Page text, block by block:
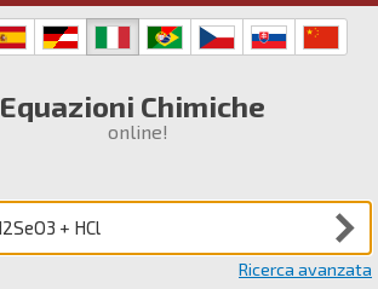
Equazioni Chimiche
online!
Ricerca avanzata